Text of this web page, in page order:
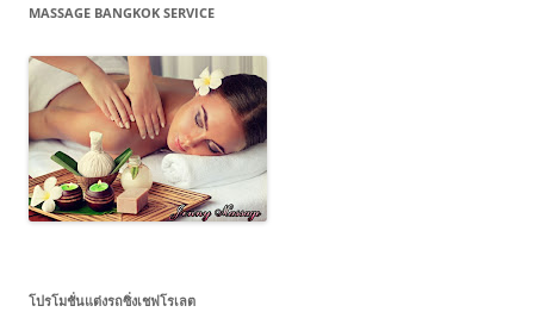
MASSAGE BANGKOK SERVICE
โปรโมชั่นแต่งรถซิ่งเชฟโรเลต